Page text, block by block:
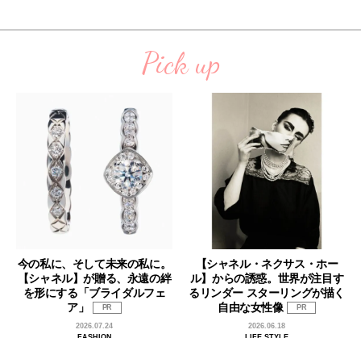
Pick up
今の私に、そして未来の私に。
【シャネル】が贈る、永遠の絆
を形にする「ブライダルフェ
ア」
PR
2026.07.24
【シャネル・ネクサス・ホー
ル】からの誘惑。世界が注目す
るリンダー スターリングが描く
自由な女性像
PR
2026.06.18